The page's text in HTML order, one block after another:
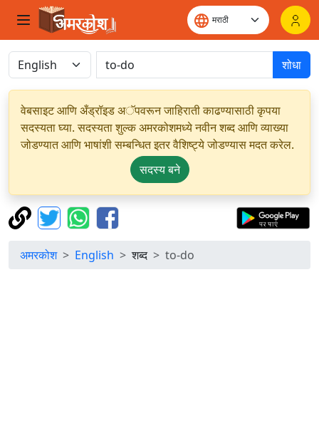
शोधा
वेबसाइट आणि अँड्रॉइड अॅपवरून जाहिराती काढण्यासाठी कृपया
सदस्यता घ्या. सदस्यता शुल्क अमरकोशमध्ये नवीन शब्द आणि व्याख्या
जोडण्यात आणि भाषांशी सम्बन्धित इतर वैशिष्ट्ये जोडण्यास मदत करेल.
सदस्य बने
अमरकोश English शब्द to-do